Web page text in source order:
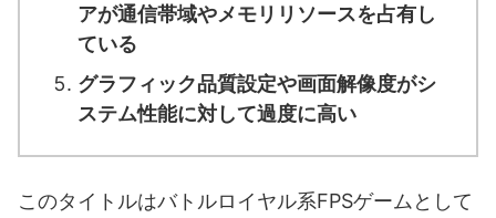
アが通信帯域やメモリリソースを占有し
ている
グラフィック品質設定や画面解像度がシ
ステム性能に対して過度に高い
このタイトルはバトルロイヤル系FPSゲームとして